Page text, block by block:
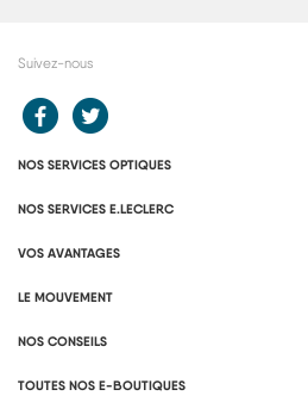
Suivez-nous
Redirection vers le compte Facebook E.Leclerc
NOS SERVICES OPTIQUES
NOS SERVICES E.LECLERC
VOS AVANTAGES
LE MOUVEMENT
NOS CONSEILS
TOUTES NOS E-BOUTIQUES